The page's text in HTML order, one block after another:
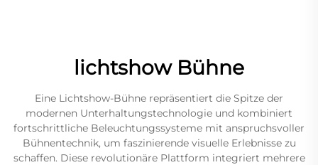
lichtshow Bühne
Eine Lichtshow-Bühne repräsentiert die Spitze der
modernen Unterhaltungstechnologie und kombiniert
fortschrittliche Beleuchtungssysteme mit anspruchsvoller
Bühnentechnik, um faszinierende visuelle Erlebnisse zu
schaffen. Diese revolutionäre Plattform integriert mehrere